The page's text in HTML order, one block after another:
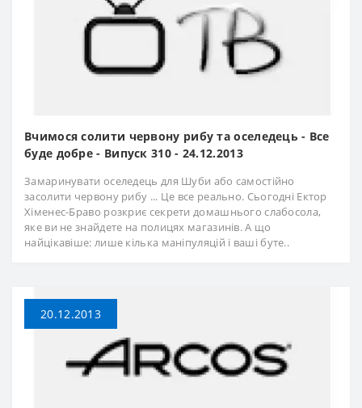
Вчимося солити червону рибу та оселедець - Все
буде добре - Випуск 310 - 24.12.2013
Замаринувати оселедець для Шуби або самостійно
засолити червону рибу ... Це все реально. Сьогодні Ектор
Хіменес-Браво розкриє секрети домашнього слабосола,
яке ви не знайдете на полицях магазинів. А що
найцікавіше: лише кілька маніпуляцій і ваші буте..
20.12.2013